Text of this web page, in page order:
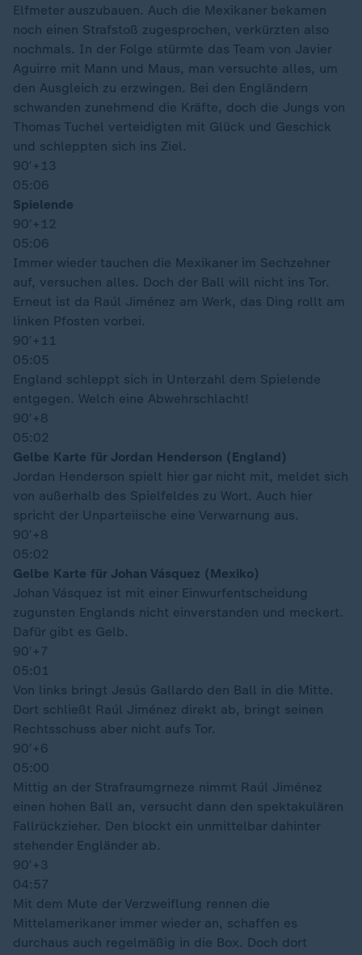
Elfmeter auszubauen. Auch die Mexikaner bekamen
noch einen Strafstoß zugesprochen, verkürzten also
nochmals. In der Folge stürmte das Team von Javier
Aguirre mit Mann und Maus, man versuchte alles, um
den Ausgleich zu erzwingen. Bei den Engländern
schwanden zunehmend die Kräfte, doch die Jungs von
Thomas Tuchel verteidigten mit Glück und Geschick
und schleppten sich ins Ziel.
90′ +13
05:06
Spielende
90′ +12
05:06
Immer wieder tauchen die Mexikaner im Sechzehner
auf, versuchen alles. Doch der Ball will nicht ins Tor.
Erneut ist da Raúl Jiménez am Werk, das Ding rollt am
linken Pfosten vorbei.
90′ +11
05:05
England schleppt sich in Unterzahl dem Spielende
entgegen. Welch eine Abwehrschlacht!
90′ +8
05:02
Gelbe Karte für Jordan Henderson (England)
Jordan Henderson spielt hier gar nicht mit, meldet sich
von außerhalb des Spielfeldes zu Wort. Auch hier
spricht der Unparteiische eine Verwarnung aus.
90′ +8
05:02
Gelbe Karte für Johan Vásquez (Mexiko)
Johan Vásquez ist mit einer Einwurfentscheidung
zugunsten Englands nicht einverstanden und meckert.
Dafür gibt es Gelb.
90′ +7
05:01
Von links bringt Jesús Gallardo den Ball in die Mitte.
Dort schließt Raúl Jiménez direkt ab, bringt seinen
Rechtsschuss aber nicht aufs Tor.
90′ +6
05:00
Mittig an der Strafraumgrneze nimmt Raúl Jiménez
einen hohen Ball an, versucht dann den spektakulären
Fallrückzieher. Den blockt ein unmittelbar dahinter
stehender Engländer ab.
90′ +3
04:57
Mit dem Mute der Verzweiflung rennen die
Mittelamerikaner immer wieder an, schaffen es
durchaus auch regelmäßig in die Box. Doch dort